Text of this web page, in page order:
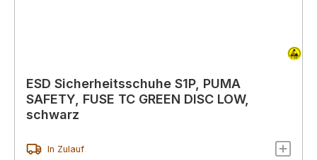
ESD Sicherheitsschuhe S1P, PUMA
SAFETY, FUSE TC GREEN DISC LOW,
schwarz
In Zulauf